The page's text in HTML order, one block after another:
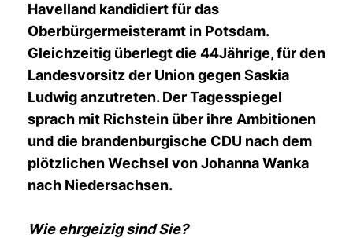
Havelland kandidiert für das
Oberbürgermeisteramt in Potsdam.
Gleichzeitig überlegt die 44Jährige, für den
Landesvorsitz der Union gegen Saskia
Ludwig anzutreten. Der Tagesspiegel
sprach mit Richstein über ihre Ambitionen
und die brandenburgische CDU nach dem
plötzlichen Wechsel von Johanna Wanka
nach Niedersachsen.
Wie ehrgeizig sind Sie?